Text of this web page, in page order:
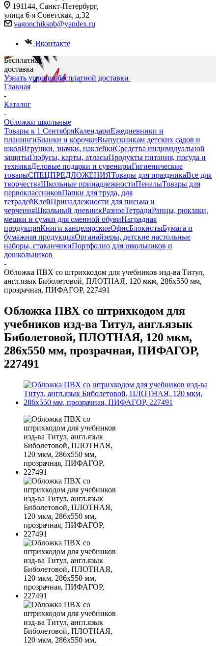
191144, Санкт-Петербург,
улица 6-я Советская, д.32
vagonchikspb@yandex.ru
Вконтакте
Бесплатная
доставка
Узнать условия бесплатной доставки
Главная
-
Каталог
-
Обложки школьные
Товары к 1 СентябряКалендариЕжедневники и
планингиБланки и корочкиВыпускникам детских садов и
школИгрушки, значки, наклейкиСредства индивидуальной
защитыГлобусы, карты, атласыПродукты питания, посуда и
техникаДеловые подарки и сувенирыГигиенические
товарыСПЕЦПРЕДЛОЖЕНИЯТовары для праздникаВсе для
творчестваШкольные принадлежностиПеналыТовары для
первоклассниковПапки для труда, для
тетрадейКлейПринадлежности для письма и
черченияШкольный дневникРазноеТетрадиРанцы, рюкзаки,
мешки и сумки для сменной обувиНаградная
продукцияКниги канцелярскиеОфисБлокнотыБумага и
бумажная продукцияОрганайзеры, детские настольные
наборы, стаканчикиПортфолио для школьников и
дошкольников
-
Обложка ПВХ со штрихкодом для учебников изд-ва Титул,
англ.язык Биболетовой, ПЛОТНАЯ, 120 мкм, 286х550 мм,
прозрачная, ПИФАГОР, 227491
Обложка ПВХ со штрихкодом для
учебников изд-ва Титул, англ.язык
Биболетовой, ПЛОТНАЯ, 120 мкм,
286х550 мм, прозрачная, ПИФАГОР,
227491